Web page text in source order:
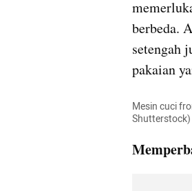
berbeda.
setengah
pakaian
Mesin cuci
Shutterstock)